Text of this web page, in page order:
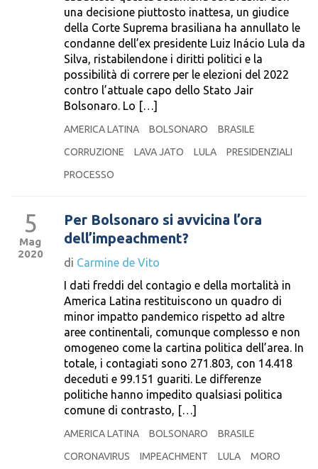
una decisione piuttosto inattesa, un giudice
della Corte Suprema brasiliana ha annullato le
condanne dell’ex presidente Luiz Inácio Lula da
Silva, ristabilendone i diritti politici e la
possibilità di correre per le elezioni del 2022
contro l’attuale capo dello Stato Jair
Bolsonaro. Lo […]
AMERICA LATINA BOLSONARO
BRASILE
CORRUZIONE
LAVA JATO LULA
PRESIDENZIALI
PROCESSO
5
Mag
2020
Per Bolsonaro si avvicina l’ora
dell’impeachment?
di Carmine de Vito
I dati freddi del contagio e della mortalità in
America Latina restituiscono un quadro di
minor impatto pandemico rispetto ad altre
aree continentali, comunque complesso e non
omogeneo come la cartina politica dell’area. In
totale, i contagiati sono 271.803, con 14.418
deceduti e 99.151 guariti. Le differenze
politiche hanno impedito qualsiasi politica
comune di contrasto, […]
AMERICA LATINA BOLSONARO
BRASILE
CORONAVIRUS
IMPEACHMENT LULA MORO